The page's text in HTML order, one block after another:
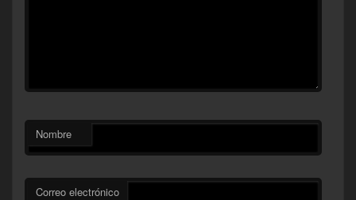
Nombre
Correo electrónico